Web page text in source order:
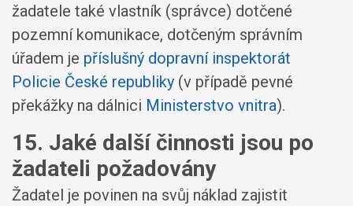
žadatele také vlastník (správce) dotčené
pozemní komunikace, dotčeným správním
úřadem je příslušný dopravní inspektorát
Policie České republiky (v případě pevné
překážky na dálnici Ministerstvo vnitra).
15. Jaké další činnosti jsou po
žadateli požadovány
Žadatel je povinen na svůj náklad zajistit